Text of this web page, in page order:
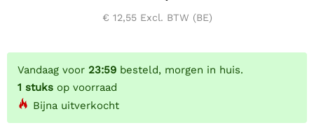
€ 12,55Excl. BTW (BE)
Vandaag voor 23:59 besteld, morgen in huis.
1 stuks op voorraad
Bijna uitverkocht